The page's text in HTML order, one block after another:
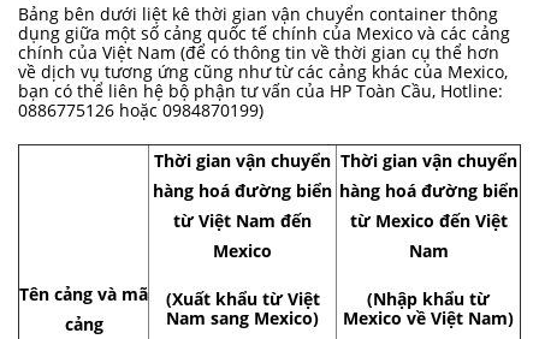
Bảng bên dưới liệt kê thời gian vận chuyển container thông
dụng giữa một số cảng quốc tế chính của Mexico và các cảng
chính của Việt Nam (để có thông tin về thời gian cụ thể hơn
về dịch vụ tương ứng cũng như từ các cảng khác của Mexico,
bạn có thể liên hệ bộ phận tư vấn của HP Toàn Cầu, Hotline:
0886775126 hoặc 0984870199)
Tên cảng và mã
cảng
Thời gian vận chuyển
hàng hoá đường biển
từ Việt Nam đến
Mexico
(Xuất khẩu từ Việt
Nam sang Mexico)
Thời gian vận chuyển
hàng hoá đường biển
từ Mexico đến Việt
Nam
(Nhập khẩu từ
Mexico về Việt Nam)